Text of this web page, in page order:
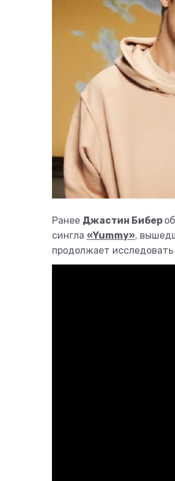
Ранее Джастин Бибер
сингла «Yummy»,
продолжает